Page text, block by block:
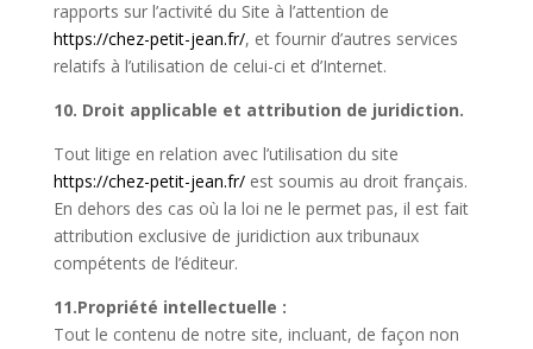
rapports sur l’activité du Site à l’attention de
https://chez-petit-jean.fr/, et fournir d’autres services
relatifs à l’utilisation de celui-ci et d’Internet.
10. Droit applicable et attribution de juridiction.
Tout litige en relation avec l’utilisation du site
https://chez-petit-jean.fr/est soumis au droit français.
En dehors des cas où la loi ne le permet pas, il est fait
attribution exclusive de juridiction aux tribunaux
compétents de l’éditeur.
11.Propriété intellectuelle :
Tout le contenu de notre site, incluant, de façon non